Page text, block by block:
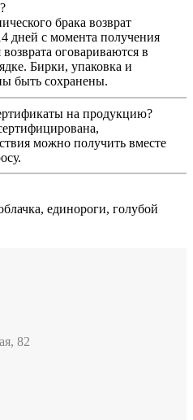
брака возврат
дней с момента получения
оговариваются в
Бирки, упаковка и
быть сохранены.
на продукцию?
можно получить вместе
82